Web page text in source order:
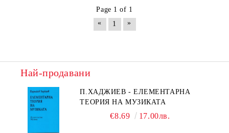
Page 1 of 1
«
1 »
Най-продавани
П.ХАДЖИЕВ - ЕЛЕМЕНТАРНА
ТЕОРИЯ НА МУЗИКАТА
€8.69 17.00лв.